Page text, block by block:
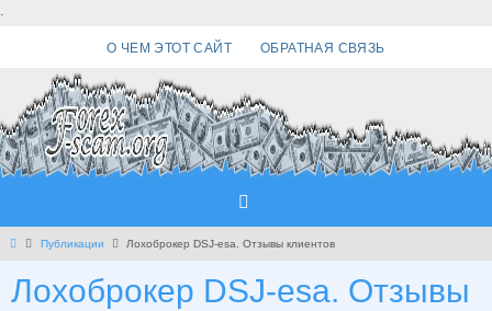
.
О ЧЕМ ЭТОТ САЙТ ОБРАТНАЯ СВЯЗЬ
Главная
Публикации Лохоброкер DSJ-esa. Отзывы клиентов
Лохоброкер DSJ-esa. Отзывы